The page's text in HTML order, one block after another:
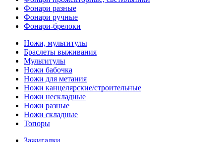
Фонари разные
Фонари ручные
Фонари-брелоки
Ножи, мультитулы
Браслеты выживания
Мультитулы
Ножи бабочка
Ножи для метания
Ножи канцелярские/строительные
Ножи нескладные
Ножи разные
Ножи складные
Топоры
Зажигалки